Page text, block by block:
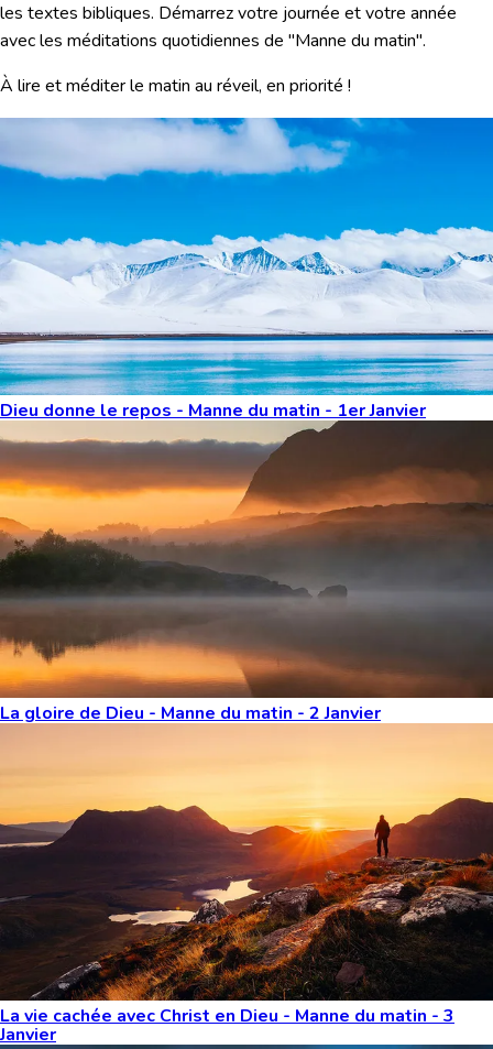
les textes bibliques. Démarrez votre journée et votre année
avec les méditations quotidiennes de "Manne du matin".
À lire et méditer le matin au réveil, en priorité !
Dieu donne le repos - Manne du matin - 1er Janvier
La gloire de Dieu - Manne du matin - 2 Janvier
La vie cachée avec Christ en Dieu - Manne du matin - 3
Janvier